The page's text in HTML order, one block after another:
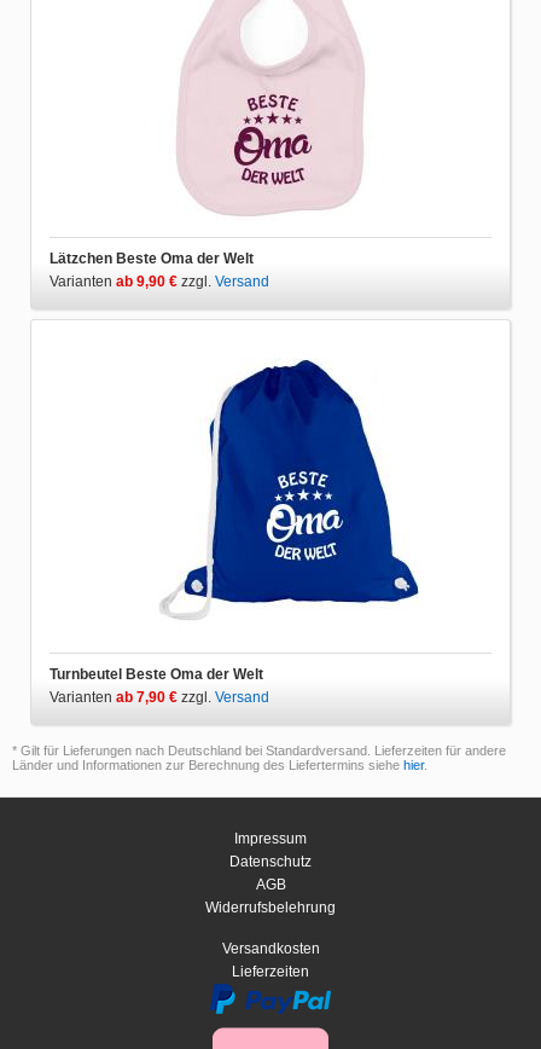
Lätzchen Beste Oma der Welt
Varianten ab 9,90 € zzgl. Versand
Turnbeutel Beste Oma der Welt
Varianten ab 7,90 € zzgl. Versand
* Gilt für Lieferungen nach Deutschland bei Standardversand. Lieferzeiten für andere
Länder und Informationen zur Berechnung des Liefertermins siehe hier.
Impressum
Datenschutz
AGB
Widerrufsbelehrung
Versandkosten
Lieferzeiten